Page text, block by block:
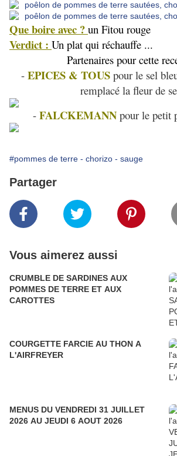
Que boire avec ? un Fitou rouge
Verdict : Un plat qui réchauffe ...
Partenaires pour cette
- EPICES & TOUS pour le sel
remplacé la fleur de
- FALCKEMANN pour le petit
#pommes de terre - chorizo - sauge
Partager
Vous aimerez aussi
CRUMBLE DE SARDINES AUX
POMMES DE TERRE ET AUX
CAROTTES
COURGETTE FARCIE AU THON A
L'AIRFREYER
MENUS DU VENDREDI 31 JUILLET
2026 AU JEUDI 6 AOUT 2026